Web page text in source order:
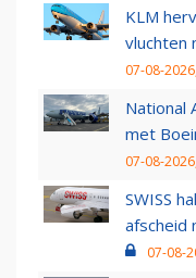
KLM
vluchten
07-08-
National
met
07-08-
SWISS
afscheid
07-08-